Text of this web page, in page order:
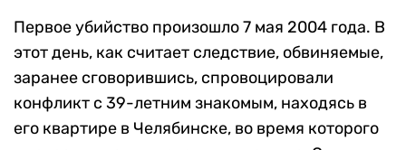
Первое убийство произошло 7 мая 2004 года. В
этот день, как считает следствие, обвиняемые,
заранее сговорившись, спровоцировали
конфликт с 39-летним знакомым, находясь в
его квартире в Челябинске, во время которого